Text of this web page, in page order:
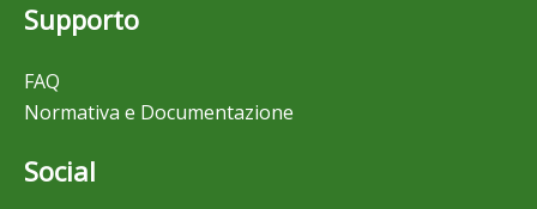
Supporto
FAQ
Normativa e Documentazione
Social